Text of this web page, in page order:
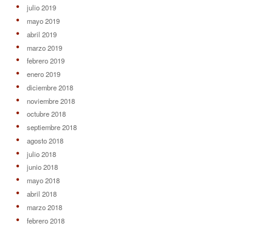
julio 2019
mayo 2019
abril 2019
marzo 2019
febrero 2019
enero 2019
diciembre 2018
noviembre 2018
octubre 2018
septiembre 2018
agosto 2018
julio 2018
junio 2018
mayo 2018
abril 2018
marzo 2018
febrero 2018